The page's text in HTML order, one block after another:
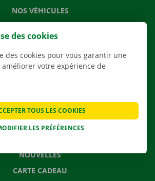
NOS VÉHICULES
AGENCES
APPLI
CONTACTEZ NOUS
NOUVELLES
CARTE CADEAU
des cookies
des cookies pour vous garantir une
votre expérience de
LES PRÉFÉRENCES
TOUS LES COOKIES